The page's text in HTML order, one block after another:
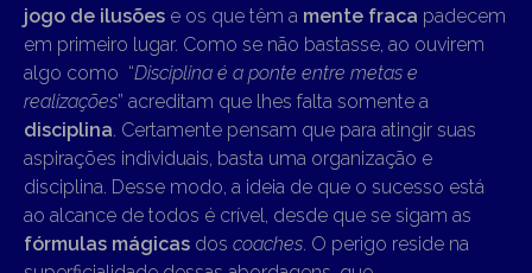
jogo de ilusões e os que têm a mente fraca padecem
em primeiro lugar. Como se não bastasse, ao ouvirem
algo como “Disciplina é a ponte entre metas e
realizações” acreditam que lhes falta somente a
disciplina . Certamente pensam que para atingir suas
aspirações individuais, basta uma organização e
disciplina. Desse modo, a ideia de que o sucesso está
ao alcance de todos é crível, desde que se sigam as
fórmulas mágicas dos coaches . O perigo reside na